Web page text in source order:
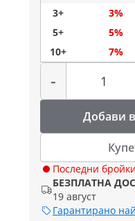
3+
3%
5+
5%
10+
7%
-
Добави
Последни
БЕЗПЛАТНА
19 август
Гарантирано